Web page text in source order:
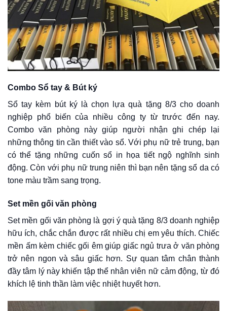
Combo Sổ tay & Bút ký
Sổ tay kèm bút ký là chọn lựa quà tặng 8/3 cho doanh
nghiệp phổ biến của nhiều công ty từ trước đến nay.
Combo văn phòng này giúp người nhận ghi chép lại
những thông tin cần thiết vào sổ. Với phụ nữ trẻ trung, bạn
có thể tặng những cuốn sổ in họa tiết ngộ nghĩnh sinh
động. Còn với phụ nữ trung niên thì bạn nên tặng sổ da có
tone màu trầm sang trọng.
Set mền gối văn phòng
Set mền gối văn phòng là gợi ý quà tặng 8/3 doanh nghiệp
hữu ích, chắc chắn được rất nhiều chị em yêu thích. Chiếc
mền ấm kèm chiếc gối êm giúp giấc ngủ trưa ở văn phòng
trở nên ngon và sâu giấc hơn. Sự quan tâm chân thành
đầy tâm lý này khiến tập thể nhân viên nữ cảm động, từ đó
khích lệ tinh thần làm việc nhiệt huyết hơn.